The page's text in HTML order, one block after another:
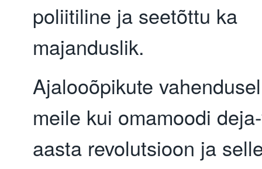
poliitiline ja seetõttu ka
majanduslik.
Ajalooõpikute
meile kui omamoodi
aasta revolutsioon ja